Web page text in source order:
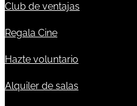
Club de ventajas
Regala Cine
Hazte voluntario
Alquiler de salas